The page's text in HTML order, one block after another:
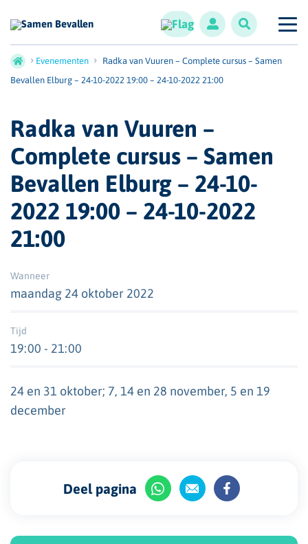
Evenementen
Radka van Vuuren – Complete cursus – Samen
Bevallen Elburg – 24-10-2022 19:00 – 24-10-2022 21:00
Radka van Vuuren –
Complete cursus – Samen
Bevallen Elburg – 24-10-
2022 19:00 – 24-10-2022
21:00
Wanneer
maandag 24 oktober 2022
Tijd
19:00 - 21:00
24 en 31 oktober; 7, 14 en 28 november, 5 en 19
december
Deel pagina